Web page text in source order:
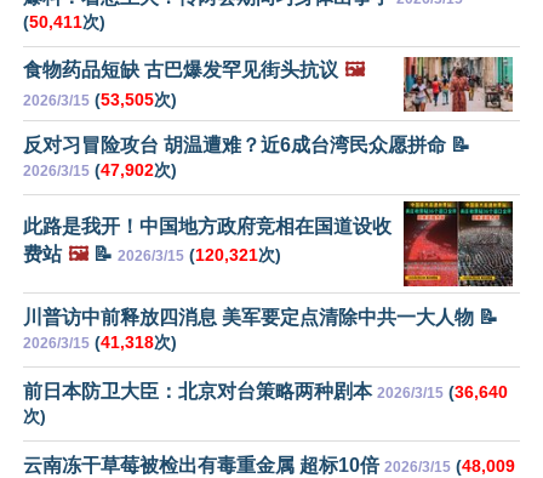
(50,411次)
食物药品短缺 古巴爆发罕见街头抗议 🖼️
2026/3/15 (53,505次)
反对习冒险攻台 胡温遭难？近6成台湾民众愿拼命 📝
2026/3/15 (47,902次)
此路是我开！中国地方政府竞相在国道设收
费站 🖼️📝 2026/3/15 (120,321次)
川普访中前释放四消息 美军要定点清除中共一大人物 📝
2026/3/15 (41,318次)
前日本防卫大臣：北京对台策略两种剧本 2026/3/15 (36,640
次)
云南冻干草莓被检出有毒重金属 超标10倍 2026/3/15 (48,009